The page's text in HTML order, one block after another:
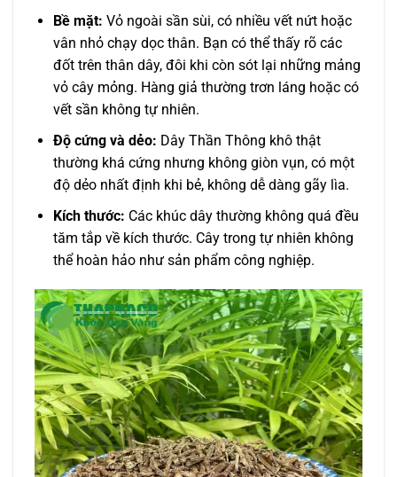
Bề mặt: Vỏ ngoài sần sùi, có nhiều vết nứt hoặc
vân nhỏ chạy dọc thân. Bạn có thể thấy rõ các
đốt trên thân dây, đôi khi còn sót lại những mảng
vỏ cây mỏng. Hàng giả thường trơn láng hoặc có
vết sần không tự nhiên.
Độ cứng và dẻo: Dây Thần Thông khô thật
thường khá cứng nhưng không giòn vụn, có một
độ dẻo nhất định khi bẻ, không dễ dàng gãy lìa.
Kích thước: Các khúc dây thường không quá đều
tăm tắp về kích thước. Cây trong tự nhiên không
thể hoàn hảo như sản phẩm công nghiệp.